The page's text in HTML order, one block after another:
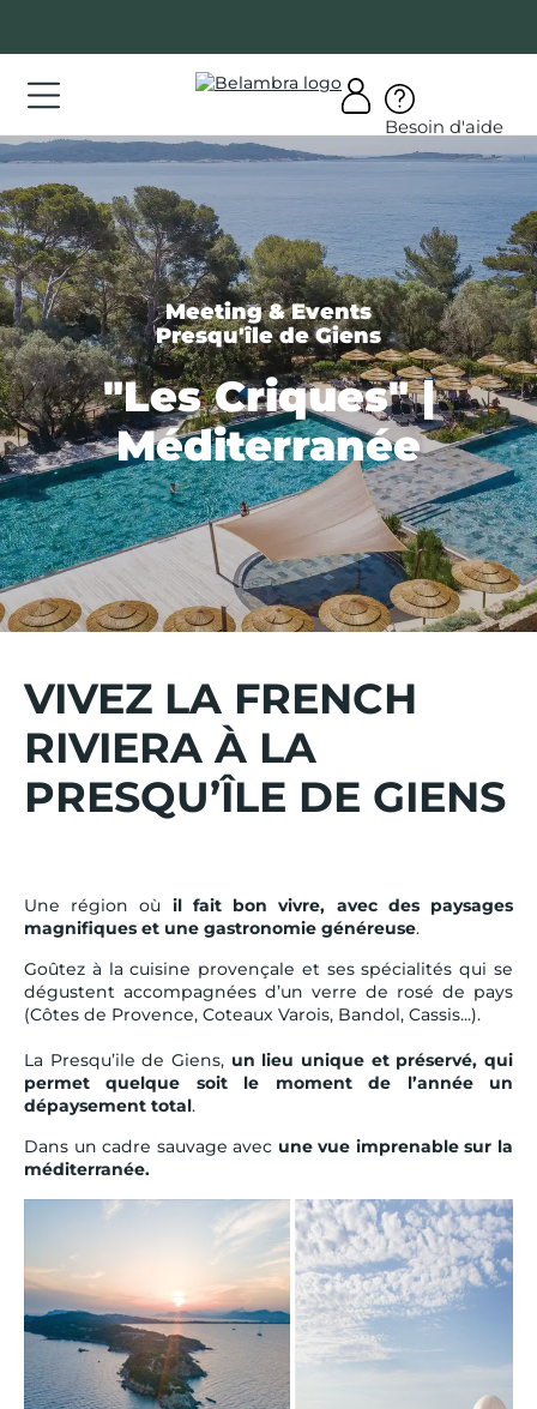
contenu
Besoin d'aide
Meeting & Events
Presqu'île de Giens
"Les Criques" |
Méditerranée
VIVEZ LA FRENCH
RIVIERA À LA
PRESQU’ÎLE DE GIENS
Une région où il fait bon vivre, avec des paysages
magnifiques et une gastronomie généreuse.
Goûtez à la cuisine provençale et ses spécialités qui se
dégustent accompagnées d’un verre de rosé de pays
(Côtes de Provence, Coteaux Varois, Bandol, Cassis...).
La Presqu’ile de Giens, un lieu unique et préservé, qui
permet quelque soit le moment de l’année un
dépaysement total.
Dans un cadre sauvage avec une vue imprenable sur la
méditerranée.